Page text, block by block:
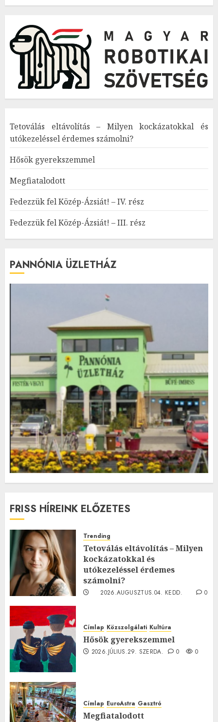
Tetoválás eltávolítás – Milyen kockázatokkal és
utókezeléssel érdemes számolni?
Hősök gyerekszemmel
Megfiatalodott
Fedezzük fel Közép-Ázsiát! – IV. rész
Fedezzük fel Közép-Ázsiát! – III. rész
PANNÓNIA ÜZLETHÁZ
FRISS HÍREINK ELŐZETES
Trending
Tetoválás eltávolítás – Milyen
kockázatokkal és
utókezeléssel érdemes
számolni?
2026.AUGUSZTUS.04. KEDD.
0
Címlap Közszolgálati Kultúra
Hősök gyerekszemmel
2026.JÚLIUS.29. SZERDA. 0 0
Címlap EuroAstra Gasztró
Megfiatalodott